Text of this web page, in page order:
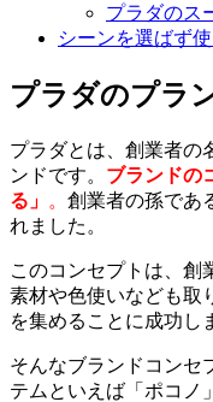
プラダのス
シーンを選ばず
プラダのプラ
プラダとは、創業者の
ンドです。 ブランドの
る」 。 創業者の孫であ
れました。
このコンセプトは、創
素材や色使いなども取
を集めることに成功し
そんなブランドコンセ
テムといえば「ポコノ